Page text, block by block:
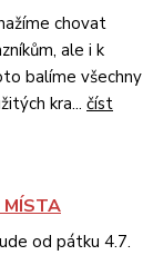
chovat
ale i k
balíme všechny
kra... číst
MÍSTA
od pátku 4.7.